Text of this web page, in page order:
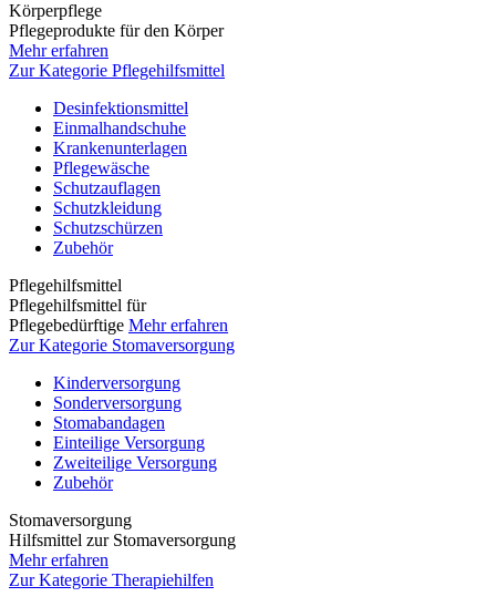
Körperpflege
Pflegeprodukte für den Körper
Mehr erfahren
Zur Kategorie Pflegehilfsmittel
Desinfektionsmittel
Einmalhandschuhe
Krankenunterlagen
Pflegewäsche
Schutzauflagen
Schutzkleidung
Schutzschürzen
Zubehör
Pflegehilfsmittel
Pflegehilfsmittel für
Pflegebedürftige Mehr erfahren
Zur Kategorie Stomaversorgung
Kinderversorgung
Sonderversorgung
Stomabandagen
Einteilige Versorgung
Zweiteilige Versorgung
Zubehör
Stomaversorgung
Hilfsmittel zur Stomaversorgung
Mehr erfahren
Zur Kategorie Therapiehilfen